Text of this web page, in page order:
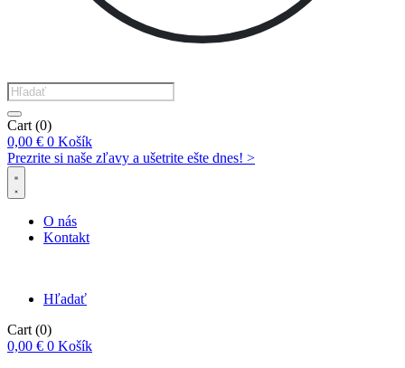
Products
search
Cart (0)
0,00 € 0 Košík
Prezrite si naše zľavy a ušetrite ešte dnes! >​
O nás
Kontakt
Hľadať
Cart (0)
0,00 € 0 Košík